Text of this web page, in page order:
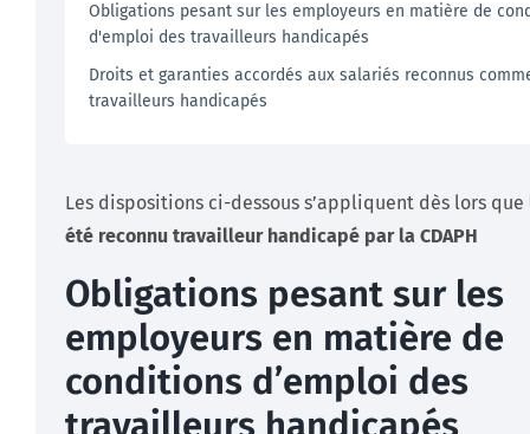
Obligations pesant sur les employeurs en matière de
d'emploi des travailleurs handicapés
Droits et garanties accordés aux salariés reconnus
travailleurs handicapés
Les dispositions ci-dessous s’appliquent dès lors que
été reconnu travailleur handicapé par la CDAPH
Obligations pesant sur les
employeurs en matière de
conditions d’emploi des